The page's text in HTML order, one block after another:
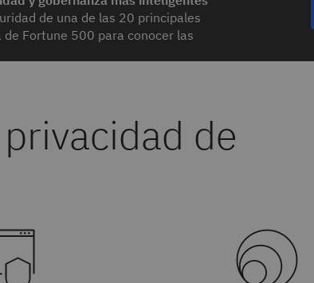
de una de las 20 principales
Fortune 500 para conocer las